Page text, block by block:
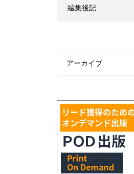
編集後記
アーカイブ